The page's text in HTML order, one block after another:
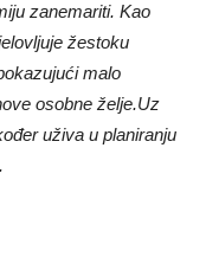
zanemariti. Kao
žestoku
malo
osobne želje.Uz
uživa u planiranju